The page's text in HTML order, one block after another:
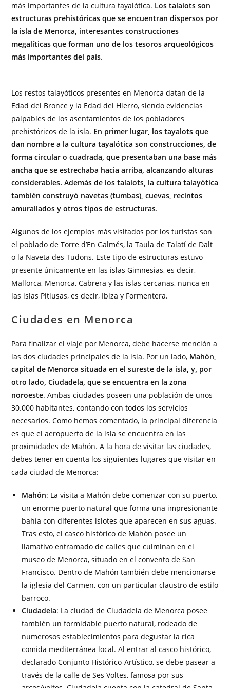
más importantes de la cultura tayalótica. Los talaiots son
estructuras prehistóricas que se encuentran dispersos por
la isla de Menorca, interesantes construcciones
megalíticas que forman uno de los tesoros arqueológicos
más importantes del país.
Los restos talayóticos presentes en Menorca datan de la
Edad del Bronce y la Edad del Hierro, siendo evidencias
palpables de los asentamientos de los pobladores
prehistóricos de la isla. En primer lugar, los tayalots que
dan nombre a la cultura tayalótica son construcciones, de
forma circular o cuadrada, que presentaban una base más
ancha que se estrechaba hacia arriba, alcanzando alturas
considerables. Además de los talaiots, la cultura talayótica
también construyó navetas (tumbas), cuevas, recintos
amurallados y otros tipos de estructuras.
Algunos de los ejemplos más visitados por los turistas son
el poblado de Torre d’En Galmés, la Taula de Talatí de Dalt
o la Naveta des Tudons. Este tipo de estructuras estuvo
presente únicamente en las islas Gimnesias, es decir,
Mallorca, Menorca, Cabrera y las islas cercanas, nunca en
las islas Pitiusas, es decir, Ibiza y Formentera.
Ciudades en Menorca
Para finalizar el viaje por Menorca, debe hacerse mención a
las dos ciudades principales de la isla. Por un lado, Mahón,
capital de Menorca situada en el sureste de la isla, y, por
otro lado, Ciudadela, que se encuentra en la zona
noroeste. Ambas ciudades poseen una población de unos
30.000 habitantes, contando con todos los servicios
necesarios. Como hemos comentado, la principal diferencia
es que el aeropuerto de la isla se encuentra en las
proximidades de Mahón. A la hora de visitar las ciudades,
debes tener en cuenta los siguientes lugares que visitar en
cada ciudad de Menorca:
Mahón: La visita a Mahón debe comenzar con su puerto,
un enorme puerto natural que forma una impresionante
bahía con diferentes islotes que aparecen en sus aguas.
Tras esto, el casco histórico de Mahón posee un
llamativo entramado de calles que culminan en el
museo de Menorca, situado en el convento de San
Francisco. Dentro de Mahón también debe mencionarse
la iglesia del Carmen, con un particular claustro de estilo
barroco.
Ciudadela: La ciudad de Ciudadela de Menorca posee
también un formidable puerto natural, rodeado de
numerosos establecimientos para degustar la rica
comida mediterránea local. Al entrar al casco histórico,
declarado Conjunto Histórico-Artístico, se debe pasear a
través de la calle de Ses Voltes, famosa por sus